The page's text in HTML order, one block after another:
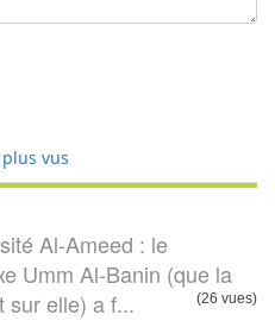
plus vus
Al-Ameed : le
Umm Al-Banin (que la
sur elle) a f...
(26 vues)